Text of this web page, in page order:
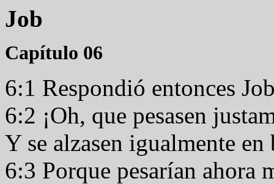
Job
Capítulo 06
6:1 Respondió entonces
6:2 ¡Oh, que pesasen
Y se alzasen igualmente
6:3 Porque pesarían ahora